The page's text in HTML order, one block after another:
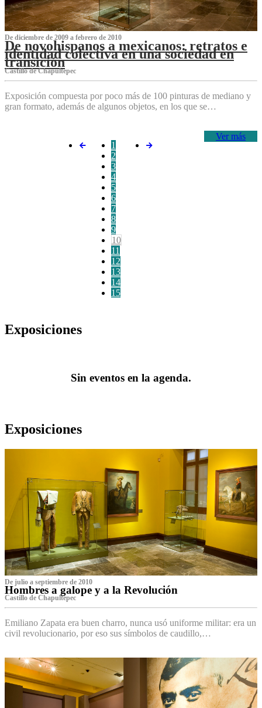
De diciembre de 2009 a febrero de 2010
De novohispanos a mexicanos: retratos e
identidad colectiva en una sociedad en
transición
Castillo de Chapultepec
Exposición compuesta por poco más de 100 pinturas de mediano y
gran formato, además de algunos objetos, en los que se…
Ver más
1
2
3
4
5
6
7
8
9
10
11
12
13
14
15
Exposiciones
Sin eventos en la agenda.
Exposiciones
De julio a septiembre de 2010
Hombres a galope y a la Revolución
Castillo de Chapultepec
Emiliano Zapata era buen charro, nunca usó uniforme militar: era un
civil revolucionario, por eso sus símbolos de caudillo,…